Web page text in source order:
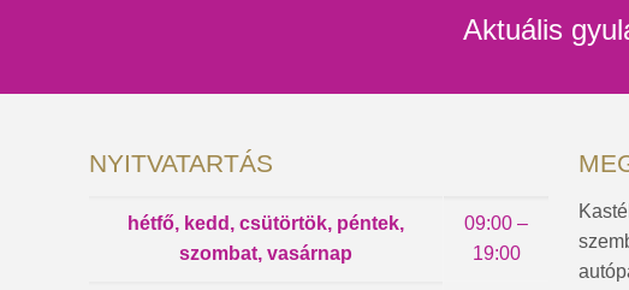
Aktuális
NYITVATARTÁS
hétfő, kedd, csütörtök, péntek,
szombat, vasárnap
09:00 –
19:00